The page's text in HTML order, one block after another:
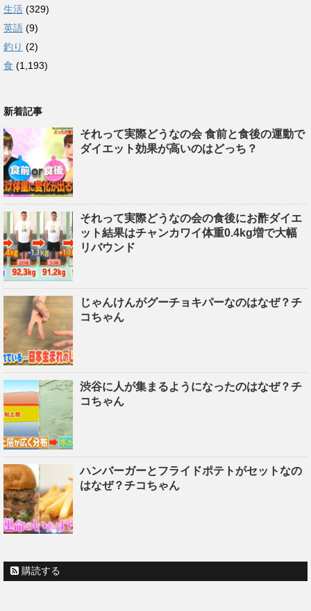
生活 (329)
英語 (9)
釣り (2)
食 (1,193)
新着記事
それって実際どうなの会 食前と食後の運動で
ダイエット効果が高いのはどっち？
それって実際どうなの会の食後にお酢ダイエ
ット結果はチャンカワイ体重0.4kg増で大幅
リバウンド
じゃんけんがグーチョキパーなのはなぜ？チ
コちゃん
渋谷に人が集まるようになったのはなぜ？チ
コちゃん
ハンバーガーとフライドポテトがセットなの
はなぜ？チコちゃん
購読する